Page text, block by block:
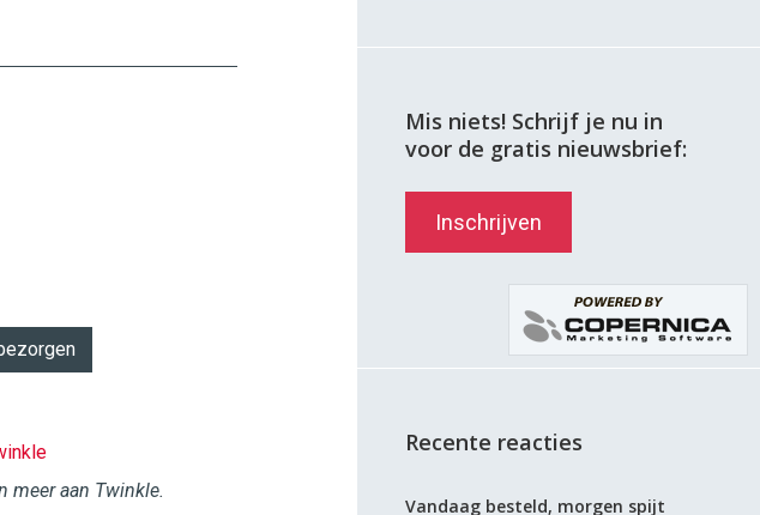
meer aan Twinkle.
Mis niets! Schrijf je nu in
voor de gratis nieuwsbrief:
Inschrijven
Recente reacties
Vandaag besteld, morgen spijt